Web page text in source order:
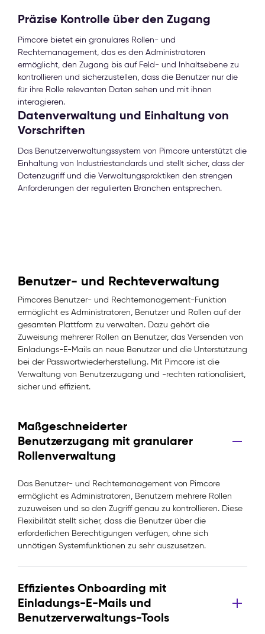
Präzise Kontrolle über den Zugang
Pimcore bietet ein granulares Rollen- und
Rechtemanagement, das es den Administratoren
ermöglicht, den Zugang bis auf Feld- und Inhaltsebene zu
kontrollieren und sicherzustellen, dass die Benutzer nur die
für ihre Rolle relevanten Daten sehen und mit ihnen
interagieren.
Datenverwaltung und Einhaltung von
Vorschriften
Das Benutzerverwaltungssystem von Pimcore unterstützt die
Einhaltung von Industriestandards und stellt sicher, dass der
Datenzugriff und die Verwaltungspraktiken den strengen
Anforderungen der regulierten Branchen entsprechen.
Benutzer- und Rechteverwaltung
Pimcores Benutzer- und Rechtemanagement-Funktion
ermöglicht es Administratoren, Benutzer und Rollen auf der
gesamten Plattform zu verwalten. Dazu gehört die
Zuweisung mehrerer Rollen an Benutzer, das Versenden von
Einladungs-E-Mails an neue Benutzer und die Unterstützung
bei der Passwortwiederherstellung. Mit Pimcore ist die
Verwaltung von Benutzerzugang und -rechten rationalisiert,
sicher und effizient.
Maßgeschneiderter
Benutzerzugang mit granularer
Rollenverwaltung
Das Benutzer- und Rechtemanagement von Pimcore
ermöglicht es Administratoren, Benutzern mehrere Rollen
zuzuweisen und so den Zugriff genau zu kontrollieren. Diese
Flexibilität stellt sicher, dass die Benutzer über die
erforderlichen Berechtigungen verfügen, ohne sich
unnötigen Systemfunktionen zu sehr auszusetzen.
Effizientes Onboarding mit
Einladungs-E-Mails und
Benutzerverwaltungs-Tools